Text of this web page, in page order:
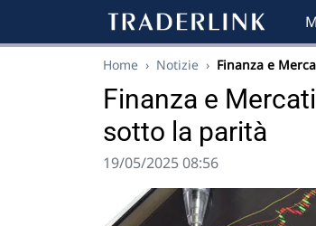
Home › Notizie › Finanza e
Finanza e
sotto la parità
19/05/2025 08:56